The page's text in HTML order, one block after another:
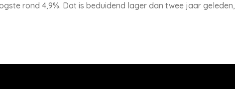
rond 4,9%. Dat is beduidend lager dan twee jaar geleden,